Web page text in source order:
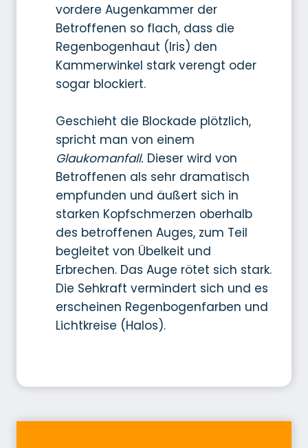
vordere Augenkammer der
Betroffenen so flach, dass die
Regenbogenhaut (Iris) den
Kammerwinkel stark verengt oder
sogar blockiert.
Geschieht die Blockade plötzlich,
spricht man von einem
Glaukomanfall. Dieser wird von
Betroffenen als sehr dramatisch
empfunden und äußert sich in
starken Kopfschmerzen oberhalb
des betroffenen Auges, zum Teil
begleitet von Übelkeit und
Erbrechen. Das Auge rötet sich stark.
Die Sehkraft vermindert sich und es
erscheinen Regenbogenfarben und
Lichtkreise (Halos).